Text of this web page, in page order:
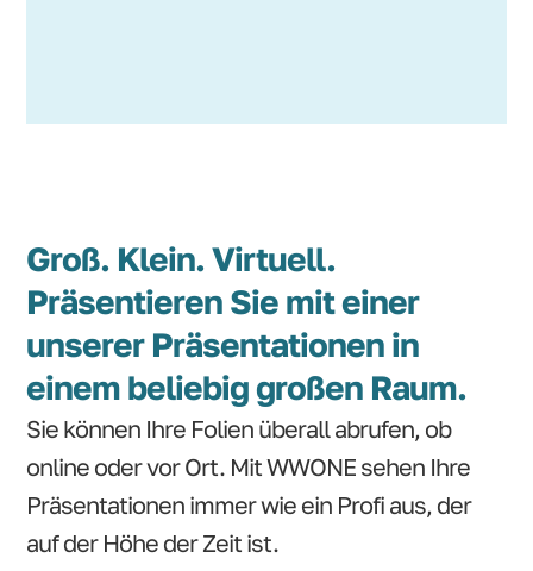
Groß. Klein. Virtuell.
Präsentieren Sie mit einer
unserer Präsentationen in
einem beliebig großen Raum.
Sie können Ihre Folien überall abrufen, ob
online oder vor Ort. Mit WWONE sehen Ihre
Präsentationen immer wie ein Profi aus, der
auf der Höhe der Zeit ist.